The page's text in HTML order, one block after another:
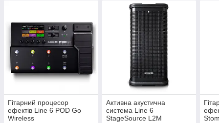
Гітарний процесор
ефектів Line 6 POD Go
Wireless
Активна акустична
система Line 6
StageSource L2M